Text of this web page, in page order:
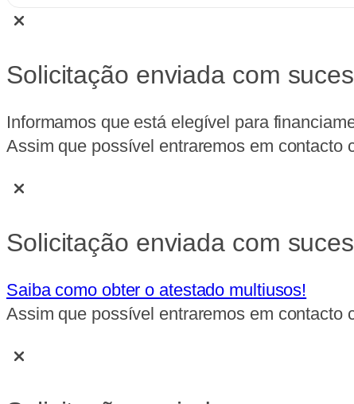
Solicitação enviada com
Informamos que está elegível para
Assim que possível entraremos em contacto
Solicitação enviada com
Saiba como obter o atestado multiusos!
Assim que possível entraremos em contacto